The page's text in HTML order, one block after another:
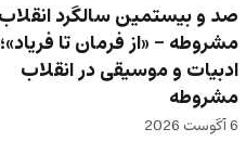
صد و بیستمین سالگرد انقلاب
مشروطه – «از فرمان تا فریاد»؛
ادبیات و موسیقی در انقلاب
مشروطه
6 آگوست 2026